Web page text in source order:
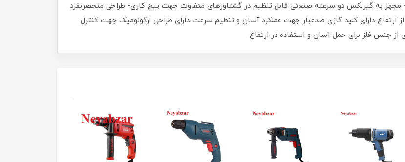
این محصول- مجهز به موتور پر قدرت 280 واتی- مجهز به گیربکس دو سرعته صنعتی قابل تنظیم در گشتاورهای متفاوت جهت پیچ کاری- طراحی منحصربفرد
ارتفاع-دارای کلید گازی ضدغبار جهت عملکرد آسان و تنظیم سرعت-دارای طراحی ارگونومیک جهت کنترل
جنس فلز برای حمل آسان و استفاده در ارتفاع